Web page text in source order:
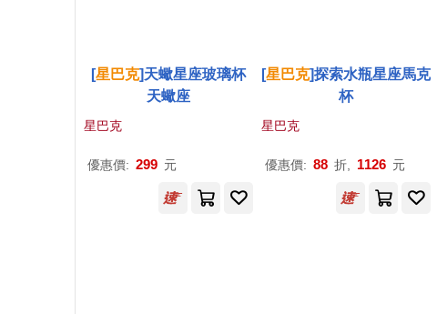
[星巴克]天蠍星座玻璃杯
天蠍座
星巴克
優惠價: 299 元
[星巴克]探索水瓶星座馬克
杯
星巴克
優惠價: 88 折, 1126 元